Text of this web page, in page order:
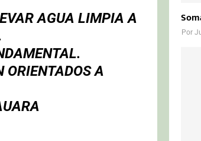
AGUA LIMPIA A
ORIENTADOS A
Por